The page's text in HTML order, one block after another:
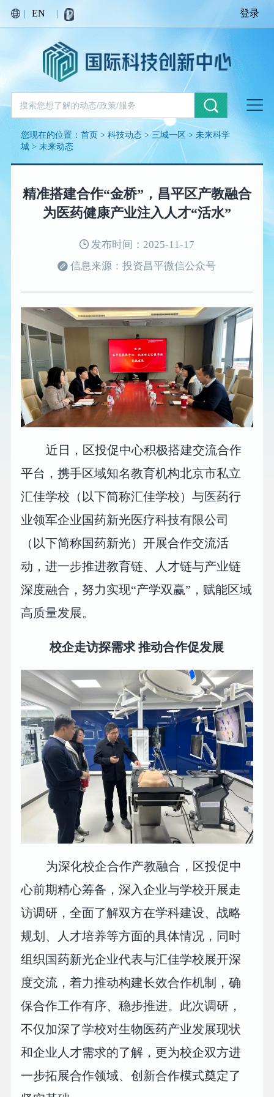
| EN | 登录
您现在的位置：首页 >科技动态>三城一区 >未来科学
城 >未来动态
精准搭建合作“金桥”，昌平区产教融合
为医药健康产业注入人才“活水”
发布时间：2025-11-17
信息来源：投资昌平微信公众号
近日，区投促中心积极搭建交流合作
平台，携手区域知名教育机构北京市私立
汇佳学校（以下简称汇佳学校）与医药行
业领军企业国药新光医疗科技有限公司
（以下简称国药新光）开展合作交流活
动，进一步推进教育链、人才链与产业链
深度融合，努力实现“产学双赢”，赋能区域
高质量发展。
校企走访探需求 推动合作促发展
为深化校企合作产教融合，区投促中
心前期精心筹备，深入企业与学校开展走
访调研，全面了解双方在学科建设、战略
规划、人才培养等方面的具体情况，同时
组织国药新光企业代表与汇佳学校展开深
度交流，着力推动构建长效合作机制，确
保合作工作有序、稳步推进。此次调研，
不仅加深了学校对生物医药产业发展现状
和企业人才需求的了解，更为校企双方进
一步拓展合作领域、创新合作模式奠定了